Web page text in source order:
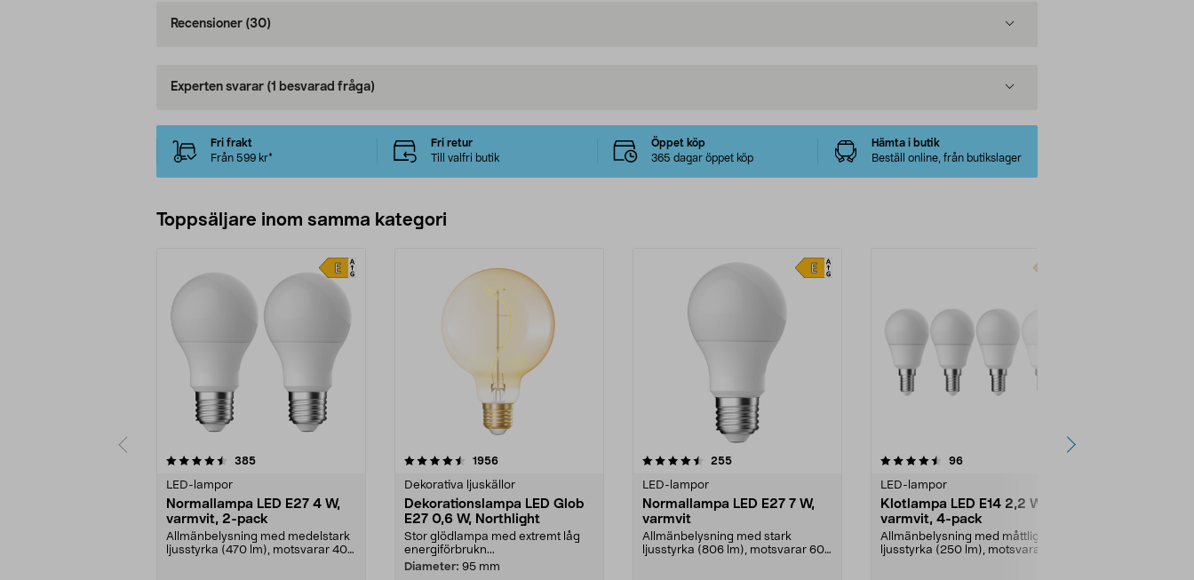
Recensioner (30)
Experten svarar (1 besvarad fråga)
Fri frakt
Från 599 kr*
Fri retur
Till valfri butik
Öppet köp
365 dagar öppet köp
Hämta i butik
Beställ online, från butikslager
Toppsäljare inom samma kategori
385recensioner
LED-lampor
Normallampa LED E27 4 W,
varmvit, 2-pack
Allmänbelysning med medelstark
ljusstyrka (470 lm), motsvarar 40
4.5 av 5 stjärnor 1956recensioner
Dekorativa ljuskällor
Dekorationslampa LED Glob
E27 0,6 W, Northlight
Stor glödlampa med extremt låg
energiförbrukn...
Diameter: 95 mm
4.5 av 5 stjärnor 255recensioner
LED-lampor
Normallampa LED E27 7 W,
varmvit
Allmänbelysning med stark
ljusstyrka (806 lm), motsvarar 60
4.5 av 5 stjärnor 96recensioner
LED-lampor
Klotlampa LED E14 2,2 W,
varmvit, 4-pack
Allmänbelysning med måttlig
ljusstyrka (250 lm), motsvarar 25
4.5 av 5 stjärnor